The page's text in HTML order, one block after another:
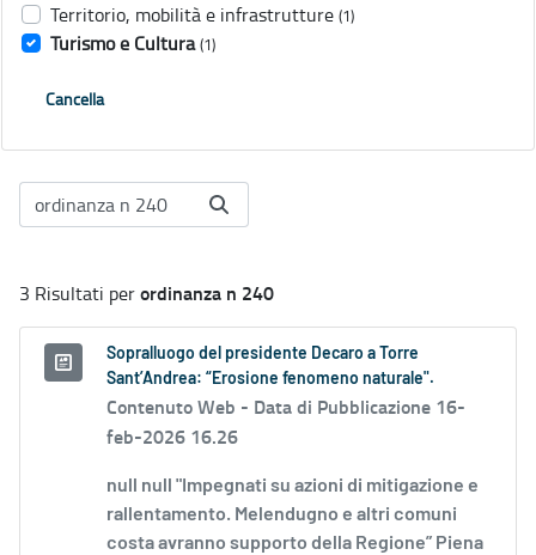
Territorio, mobilità e infrastrutture (1)
Turismo e Cultura (1)
Cancella
3 Risultati perordinanza n 240
Sopralluogo del presidente Decaro a Torre
Sant’Andrea: “Erosione fenomeno naturale".
Contenuto Web - Data di Pubblicazione 16-
feb-2026 16.26
null null "Impegnati su azioni di mitigazione e
rallentamento. Melendugno e altri comuni
costa avranno supporto della Regione” Piena